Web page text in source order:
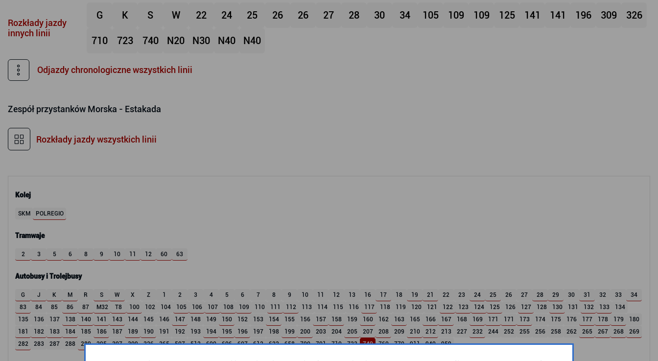
Kolej
SKM POLREGIO
Tramwaje
2 3 5 6 8 9 10 11 12 60 63
Autobusy i Trolejbusy
G J K M R S W X Z 1 2 3 4 5 6 7 8 9 10 11 12 13 16 17 18 19 21 22 23 24 25 26 27 28 29 30 31 32 33
34
83
84 85 86 87 M32 T8 100 102 104 105 106 107 108 109 110 111 112 113 114 115 116 117 118 119 120 121 122 123 124 125 126 127 128 130 131 132 133
134
135
136 137 138 140 141 143 144 145 146 147 148 149 150 152 153 154 155 156 157 158 159 160 162 163 165 166 167 168 169 171 171 173 174 175 176 177 178 179
180
181
182 183 184 185 186 187 189 190 191 192 193 194 195 196 197 198 199 200 203 204 205 207 208 209 210 212 213 227 232 244 252 255 256 258 262 265 267 268
269
282
283 287 288 289 295 307 309 326 365 507 512 600 606 607 612 622 658 700 701 710 723 740 760 770 911 940 959
Rozkłady jazdy
innych linii
G K S W 22 24 25 26 26 27 28 30 34 105 109 109 125 141 141 196 309 326
710 723 740 N20 N30 N40 N40
Odjazdy chronologiczne wszystkich linii
Zespół przystanków Morska - Estakada
Rozkłady jazdy wszystkich linii